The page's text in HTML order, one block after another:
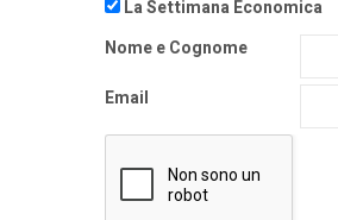
La Settimana Economica
Nome e Cognome
Email